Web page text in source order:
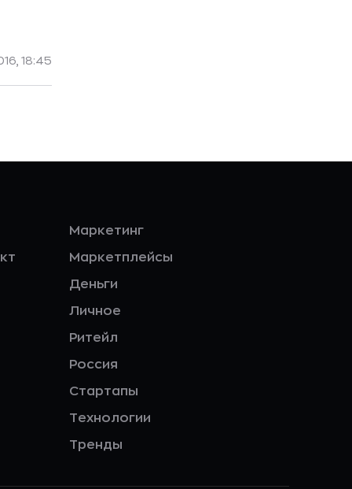
18:45
Маркетинг
Маркетплейсы
Деньги
Личное
Ритейл
Россия
Стартапы
Технологии
Тренды